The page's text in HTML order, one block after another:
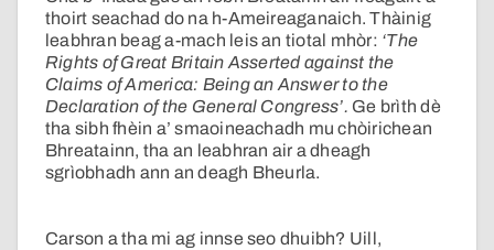
thoirt seachad do na h-Ameireaganaich. Thàinig
leabhran beag a-mach leis an tiotal mhòr: ‘The
Rights of Great Britain Asserted against the
Claims of America: Being an Answer to the
Declaration of the General Congress’. Ge brìth dè
tha sibh fhèin a’ smaoineachadh mu chòirichean
Bhreatainn, tha an leabhran air a dheagh
sgrìobhadh ann an deagh Bheurla.
Carson a tha mi ag innse seo dhuibh? Uill,